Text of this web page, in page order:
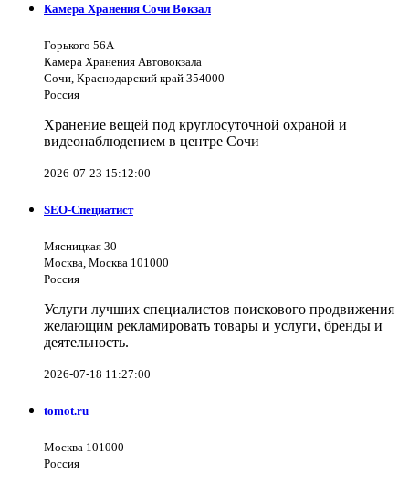
Камера Хранения Сочи Вокзал
Горького 56А
Камера Хранения Автовокзала
Сочи, Краснодарский край 354000
Россия
Хранение вещей под круглосуточной охраной и
видеонаблюдением в центре Сочи
2026-07-23 15:12:00
SEO-Специатист
Мясницкая 30
Москва, Москва 101000
Россия
Услуги лучших специалистов поискового продвижения
желающим рекламировать товары и услуги, бренды и
деятельность.
2026-07-18 11:27:00
tomot.ru
Москва 101000
Россия